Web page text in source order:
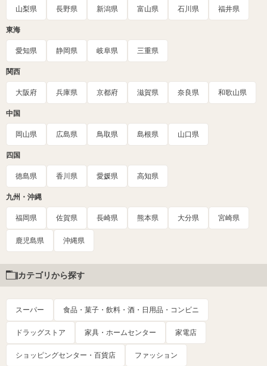
山梨県 長野県 新潟県 富山県 石川県 福井県
東海
愛知県 静岡県 岐阜県 三重県
関西
大阪府 兵庫県 京都府 滋賀県 奈良県 和歌山県
中国
岡山県 広島県 鳥取県 島根県 山口県
四国
徳島県 香川県 愛媛県 高知県
九州・沖縄
福岡県 佐賀県 長崎県 熊本県 大分県 宮崎県
鹿児島県 沖縄県
カテゴリから探す
スーパー 食品・菓子・飲料・酒・日用品・コンビニ
ドラッグストア 家具・ホームセンター 家電店
ショッピングセンター・百貨店 ファッション